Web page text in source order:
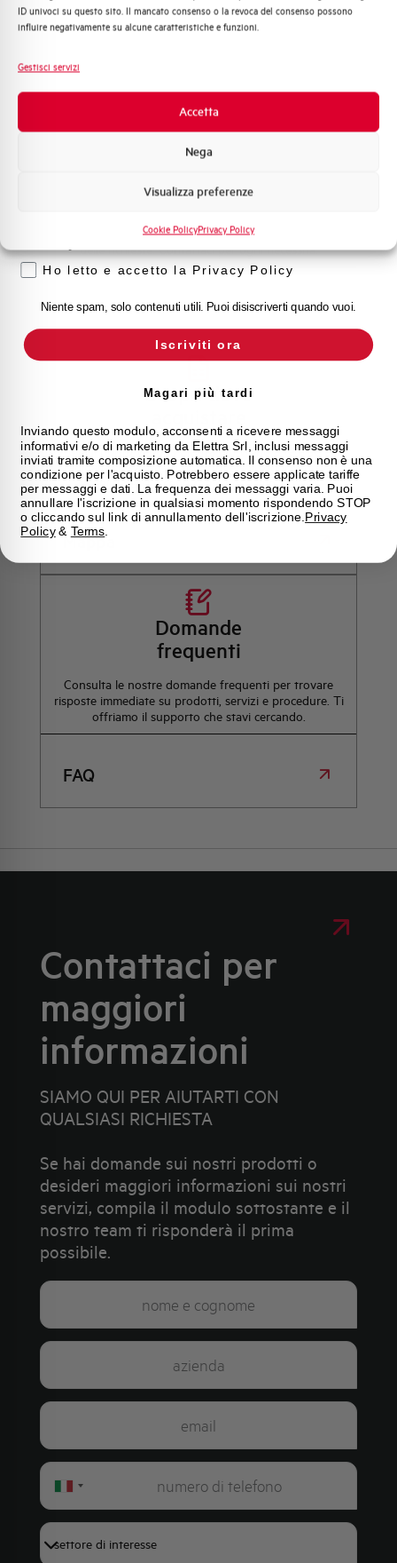
ID univoci su questo sito. Il mancato consenso o la revoca del consenso possono
influire negativamente su alcune caratteristiche e funzioni.
Gestisci servizi
Accetta
Nega
Visualizza preferenze
Cookie PolicyPrivacy Policy
Hai bisogno di supporto?
Customer
Care
supporto tecnico, assistenza post-vendita e gestione
delle richieste. Contattaci per ogni necessità.
Contattaci
Scopri dove
Trova il punto vendita Elettra più vicino a te e accedi
rapidamente ai nostri prodotti e soluzioni in pochi
semplici passi. Scopri come possiamo aiutarti.
Mappa
Domande
frequenti
Consulta le nostre domande frequenti per trovare
risposte immediate su prodotti, servizi e procedure. Ti
offriamo il supporto che stavi cercando.
FAQ
Contattaci per
maggiori
informazioni
SIAMO QUI PER AIUTARTI CON
QUALSIASI RICHIESTA
Se hai domande sui nostri prodotti o
desideri maggiori informazioni sui nostri
servizi, compila il modulo sottostante e il
nostro team ti risponderà il prima
possibile.
Italy
Automazione Industriale
Sistema Quadri
Promozioni e offerte
Formazione tecnica
Voglio ricevere aggiornamenti, novità di
Ho letto e accetto la Privacy Policy
Niente spam, solo contenuti utili. Puoi disiscriverti quando vuoi.
Iscriviti ora
Magari più tardi
Inviando questo modulo, acconsenti a ricevere messaggi
informativi e/o di marketing da Elettra Srl, inclusi messaggi
inviati tramite composizione automatica. Il consenso non è una
condizione per l'acquisto. Potrebbero essere applicate tariffe
per messaggi e dati. La frequenza dei messaggi varia. Puoi
annullare l'iscrizione in qualsiasi momento rispondendo STOP
o cliccando sul link di annullamento dell'iscrizione. Privacy
Policy& Terms